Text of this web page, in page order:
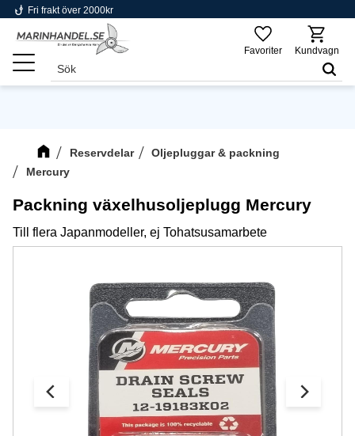
Meny
phishing Fri frakt över 2000kr
Favoriter Kundvagn
Reservdelar
Oljepluggar & packning
Mercury
Packning växelhusoljeplugg Mercury
Till flera Japanmodeller, ej Tohatsusamarbete